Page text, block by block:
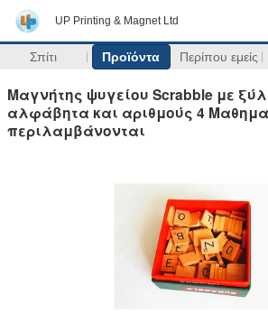
UP Printing & Magnet Ltd
Σπίτι Προϊόντα Περίπου εμείς
Μαγνήτης ψυγείου Scrabble με
αλφάβητα και αριθμούς 4
περιλαμβάνονται